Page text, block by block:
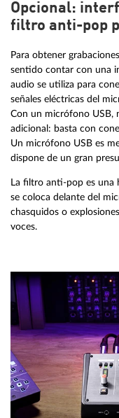
Opcional:
filtro anti-pop
Para obtener
sentido contar con una
audio se utiliza para
señales eléctricas del
Con un micrófono USB,
adicional: basta con
Un micrófono USB es
dispone de un gran
La filtro anti-pop es una
se coloca delante del
chasquidos o
voces.